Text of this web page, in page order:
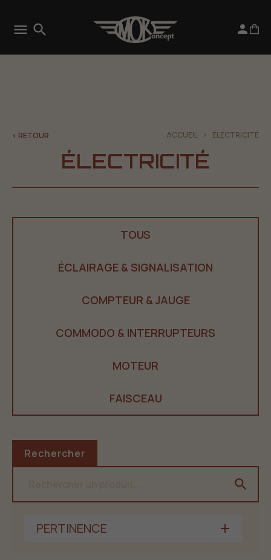
menu search 
< RETOUR ACCUEIL ÉLECTRICITÉ
ÉLECTRICITÉ
TOUS
ÉCLAIRAGE & SIGNALISATION
COMPTEUR & JAUGE
COMMODO & INTERRUPTEURS
MOTEUR
FAISCEAU
Rechercher
search
PERTINENCE add